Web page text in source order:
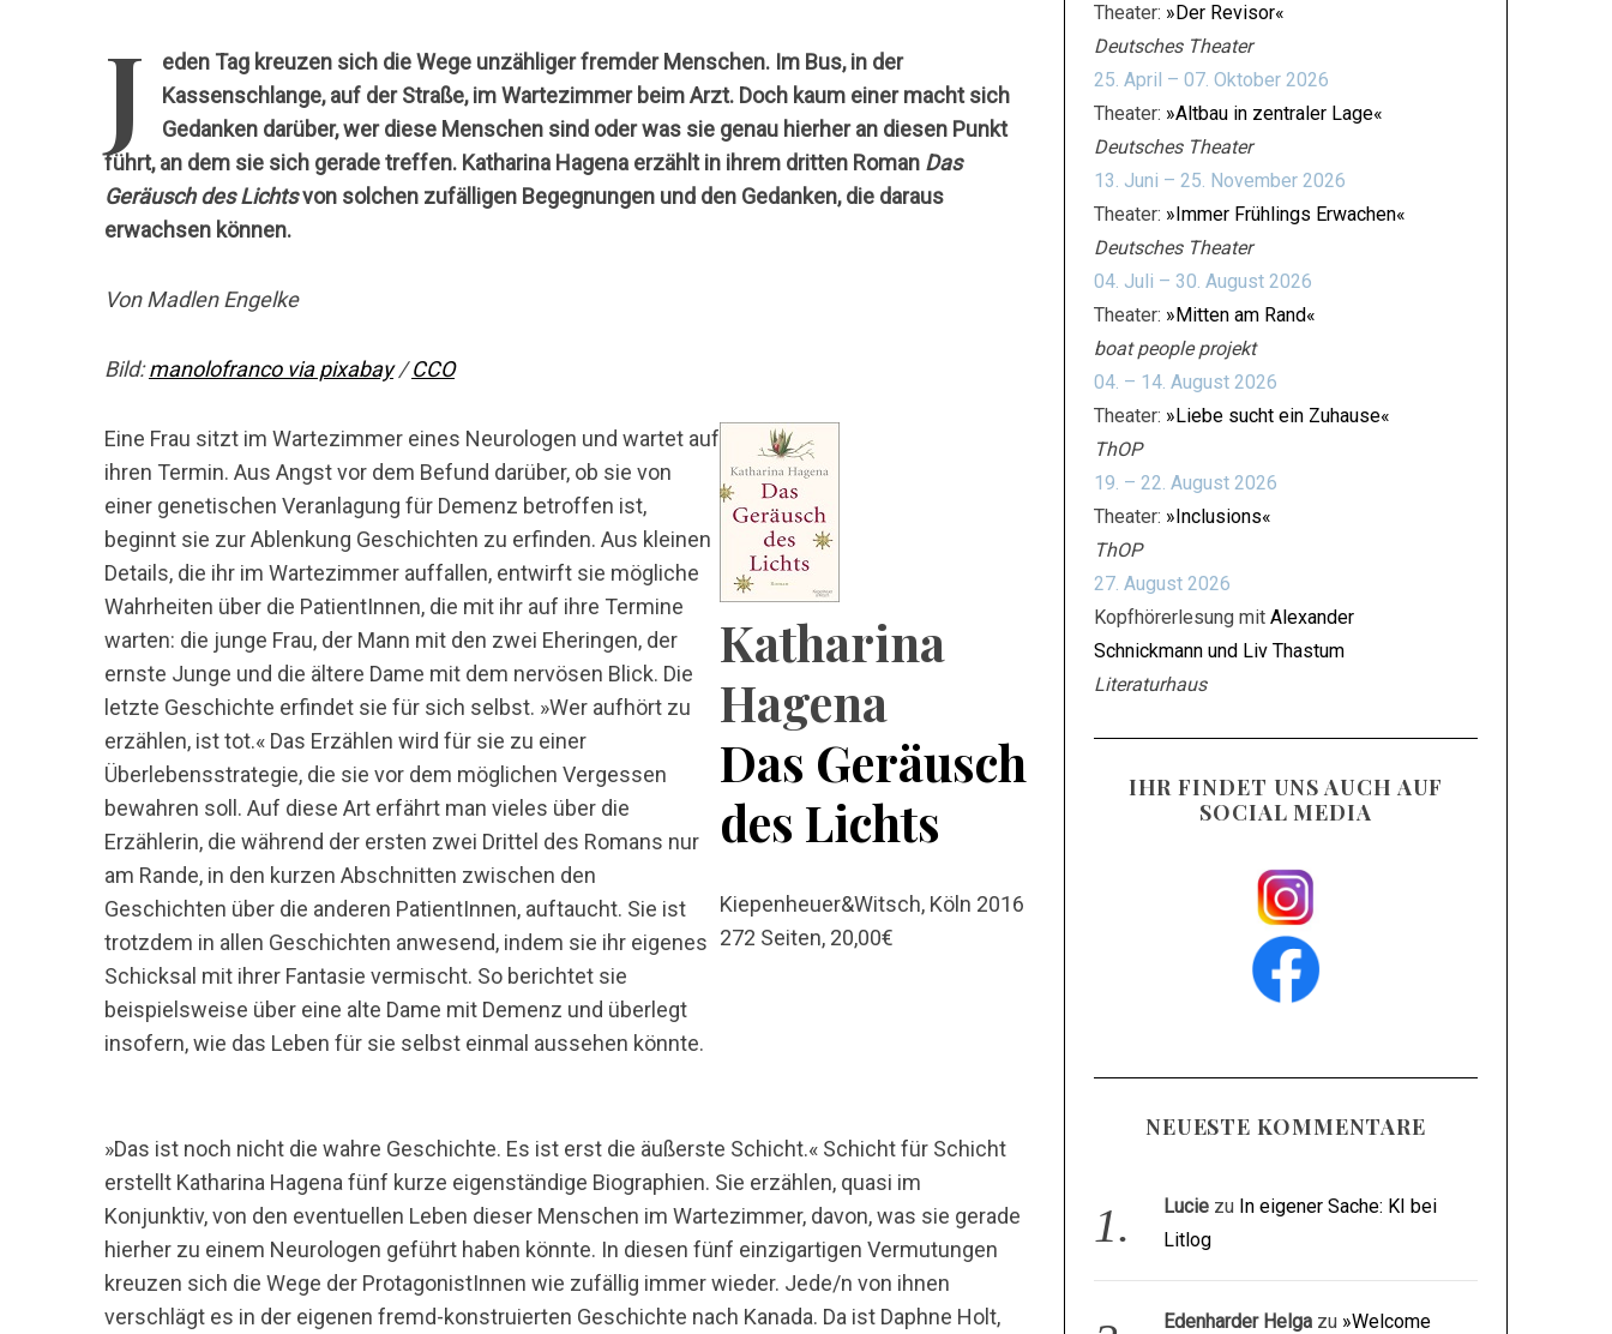
J
eden Tag kreuzen sich die Wege unzähliger fremder Menschen. Im Bus, in der
Kassenschlange, auf der Straße, im Wartezimmer beim Arzt. Doch kaum einer macht sich
Gedanken darüber, wer diese Menschen sind oder was sie genau hierher an diesen Punkt
führt, an dem sie sich gerade treffen. Katharina Hagena erzählt in ihrem dritten Roman Das
Geräusch des Lichtsvon solchen zufälligen Begegnungen und den Gedanken, die daraus
erwachsen können.
Von Madlen Engelke
Bild:manolofranco via pixabay/CCO
Eine Frau sitzt im Wartezimmer eines Neurologen und wartet auf
ihren Termin. Aus Angst vor dem Befund darüber, ob sie von
einer genetischen Veranlagung für Demenz betroffen ist,
beginnt sie zur Ablenkung Geschichten zu erfinden. Aus kleinen
Details, die ihr im Wartezimmer auffallen, entwirft sie mögliche
Wahrheiten über die PatientInnen, die mit ihr auf ihre Termine
warten: die junge Frau, der Mann mit den zwei Eheringen, der
ernste Junge und die ältere Dame mit dem nervösen Blick. Die
letzte Geschichte erfindet sie für sich selbst. »Wer aufhört zu
erzählen, ist tot.« Das Erzählen wird für sie zu einer
Überlebensstrategie, die sie vor dem möglichen Vergessen
bewahren soll. Auf diese Art erfährt man vieles über die
Erzählerin, die während der ersten zwei Drittel des Romans nur
am Rande, in den kurzen Abschnitten zwischen den
Geschichten über die anderen PatientInnen, auftaucht. Sie ist
trotzdem in allen Geschichten anwesend, indem sie ihr eigenes
Schicksal mit ihrer Fantasie vermischt. So berichtet sie
beispielsweise über eine alte Dame mit Demenz und überlegt
insofern, wie das Leben für sie selbst einmal aussehen könnte.
Katharina
Hagena
Das Geräusch
des Lichts
Kiepenheuer&Witsch, Köln 2016
272 Seiten, 20,00€
»Das ist noch nicht die wahre Geschichte. Es ist erst die äußerste Schicht.« Schicht für Schicht
erstellt Katharina Hagena fünf kurze eigenständige Biographien. Sie erzählen, quasi im
Konjunktiv, von den eventuellen Leben dieser Menschen im Wartezimmer, davon, was sie gerade
hierher zu einem Neurologen geführt haben könnte. In diesen fünf einzigartigen Vermutungen
kreuzen sich die Wege der ProtagonistInnen wie zufällig immer wieder. Jede/n von ihnen
verschlägt es in der eigenen fremd-konstruierten Geschichte nach Kanada. Da ist Daphne Holt,
Theater: »Der Revisor«
Deutsches Theater
25. April – 07. Oktober 2026
Theater: »Altbau in zentraler Lage«
Deutsches Theater
13. Juni – 25. November 2026
Theater: »Immer Frühlings Erwachen«
Deutsches Theater
04. Juli – 30. August 2026
Theater: »Mitten am Rand«
boat people projekt
04. – 14. August 2026
Theater: »Liebe sucht ein Zuhause«
ThOP
19. – 22. August 2026
Theater: »Inclusions«
ThOP
27. August 2026
Kopfhörerlesung mit Alexander
Schnickmann und Liv Thastum
Literaturhaus
IHR FINDET UNS AUCH AUF
SOCIAL MEDIA
NEUESTE KOMMENTARE
Luciezu In eigener Sache: KI bei
Litlog
Edenharder Helgazu »Welcome
u
e
n
n
a
c
h
: